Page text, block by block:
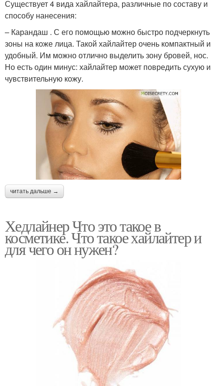
Существует 4 вида хайлайтера, различные по составу и
способу нанесения:
– Карандаш . С его помощью можно быстро подчеркнуть
зоны на коже лица. Такой хайлайтер очень компактный и
удобный. Им можно отлично выделить зону бровей, нос.
Но есть один минус: хайлайтер может повредить сухую и
чувствительную кожу.
читать дальше →
Хедлайнер Что это такое в
косметике. Что такое хайлайтер и
для чего он нужен?